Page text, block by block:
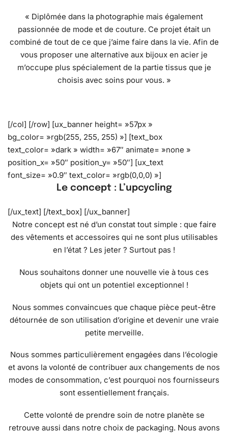
« Diplômée dans la photographie mais également
passionnée de mode et de couture. Ce projet était un
combiné de tout de ce que j’aime faire dans la vie. Afin de
vous proposer une alternative aux bijoux en acier je
m’occupe plus spécialement de la partie tissus que je
choisis avec soins pour vous. »
[/col] [/row] [ux_banner height= »57px »
bg_color= »rgb(255, 255, 255) »] [text_box
text_color= »dark » width= »67″ animate= »none »
position_x= »50″ position_y= »50″] [ux_text
font_size= »0.9″ text_color= »rgb(0,0,0) »]
Le concept : L’upcycling
[/ux_text] [/text_box] [/ux_banner]
Notre concept est né d’un constat tout simple : que faire
des vêtements et accessoires qui ne sont plus utilisables
en l’état ? Les jeter ? Surtout pas !
Nous souhaitons donner une nouvelle vie à tous ces
objets qui ont un potentiel exceptionnel !
Nous sommes convaincues que chaque pièce peut-être
détournée de son utilisation d’origine et devenir une vraie
petite merveille.
Nous sommes particulièrement engagées dans l’écologie
et avons la volonté de contribuer aux changements de nos
modes de consommation, c’est pourquoi nos fournisseurs
sont essentiellement français.
Cette volonté de prendre soin de notre planète se
retrouve aussi dans notre choix de packaging. Nous avons